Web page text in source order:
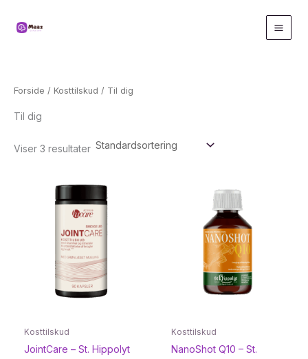
Forside / Kosttilskud / Til dig
Til dig
Viser 3 resultater
Kosttilskud
JointCare – St. Hippolyt
Kosttilskud
NanoShot Q10 – St.